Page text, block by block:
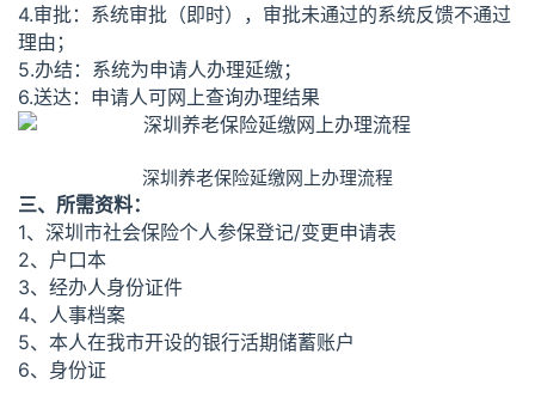
4.审批：系统审批（即时），审批未通过的系统反馈不通过
理由；
5.办结：系统为申请人办理延缴；
6.送达：申请人可网上查询办理结果
深圳养老保险延缴网上办理流程
三、所需资料：
1、深圳市社会保险个人参保登记/变更申请表
2、户口本
3、经办人身份证件
4、人事档案
5、本人在我市开设的银行活期储蓄账户
6、身份证